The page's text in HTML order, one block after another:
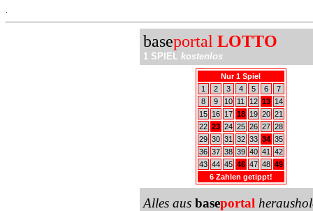
baseportal LOTTO
1 SPIEL kostenlos
Nur 1 Spiel
1
2 3 4 5 6
7
8
9 10 11 12 13
14
15
16 17 18 19 20 21
22 23 24 25 26 27 28
29 30 31 32 33 34 35
36 37 38 39 40 41
42
43 44 45 46 47 48 49
6 Zahlen getippt!
Alles aus baseportal